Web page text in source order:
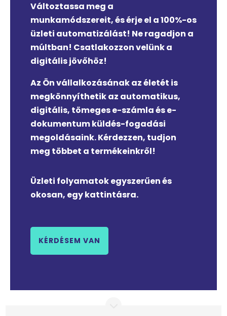
Változtassa meg a
munkamódszereit, és érje el a 100%-os
üzleti automatizálást! Ne ragadjon a
múltban! Csatlakozzon velünk a
digitális jövőhöz!
Az Ön vállalkozásának az életét is
megkönnyíthetik az automatikus,
digitális, tömeges e-számla és e-
dokumentum küldés-fogadási
megoldásaink. Kérdezzen, tudjon
meg többet a termékeinkről!
Üzleti folyamatok egyszerűen és
okosan, egy kattintásra.
KÉRDÉSEM VAN